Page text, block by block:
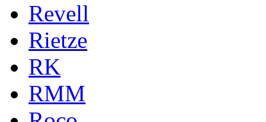
Revell
Rietze
RK
RMM